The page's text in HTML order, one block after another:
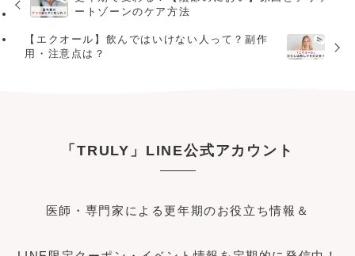
ートゾーンのケア方法
【エクオール】飲んではいけない人って？副作
用・注意点は？
「TRULY」LINE公式アカウント
医師・専門家による更年期のお役立ち情報＆